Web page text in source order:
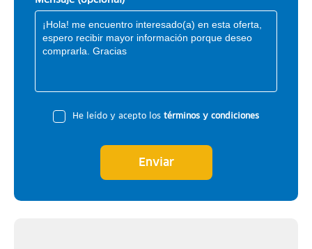
He leído y acepto los términos y condiciones
Enviar